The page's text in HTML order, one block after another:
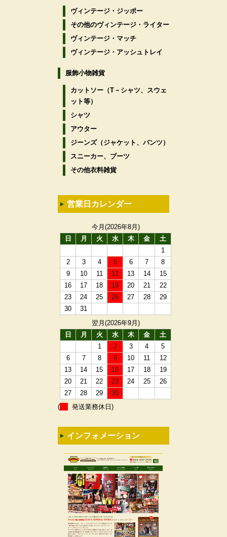
ヴィンテージ・ジッポー
その他のヴィンテージ・ライター
ヴィンテージ・マッチ
ヴィンテージ・アッシュトレイ
服飾小物雑貨
カットソー（T－シャツ、スウェ
ット等）
シャツ
アウター
ジーンズ（ジャケット、パンツ）
スニーカー、ブーツ
その他衣料雑貨
営業日カレンダー
今月(2026年8月)
日
月 火 水 木 金
土
1
2
3 4 5 6 7
8
9
10 11 12 13 14
15
16
17 18 19 20 21
22
23
24 25 26 27 28
29
30
31
翌月(2026年9月)
日
月 火 水 木 金
土
1
2 3 4
5
6
7 8 9 10 11
12
13
14 15 16 17 18
19
20
21 22 23 24 25
26
27
28 29
30
(
発送業務休日)
インフォメーション